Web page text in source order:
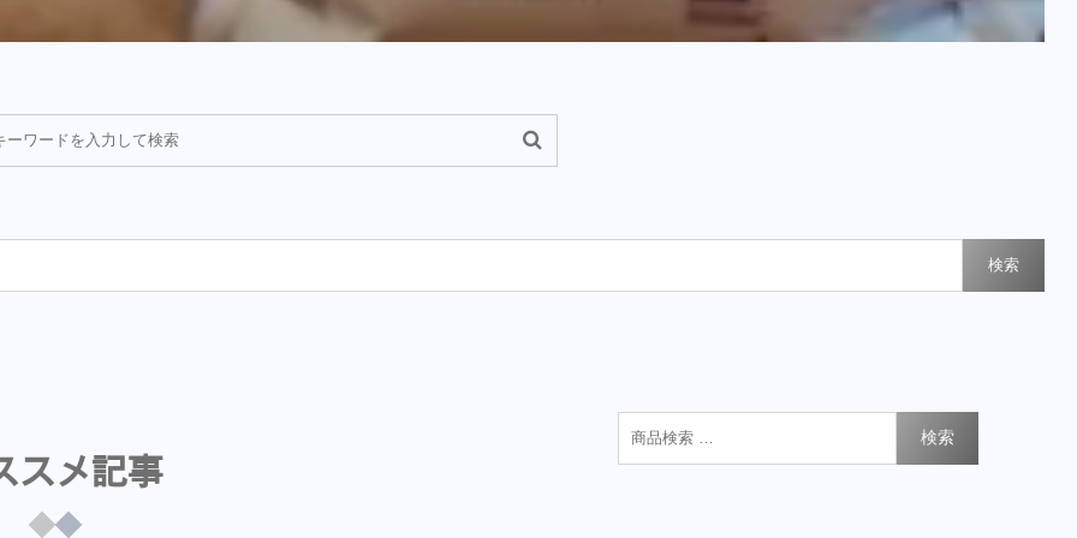
検索
スメ記事
検索